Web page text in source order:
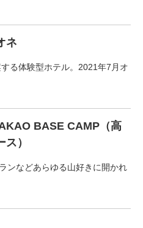
ネ
る体験型ホテル。2021年7月オ
BASE CAMP（高
ス）
ンなどあらゆる山好きに開かれ